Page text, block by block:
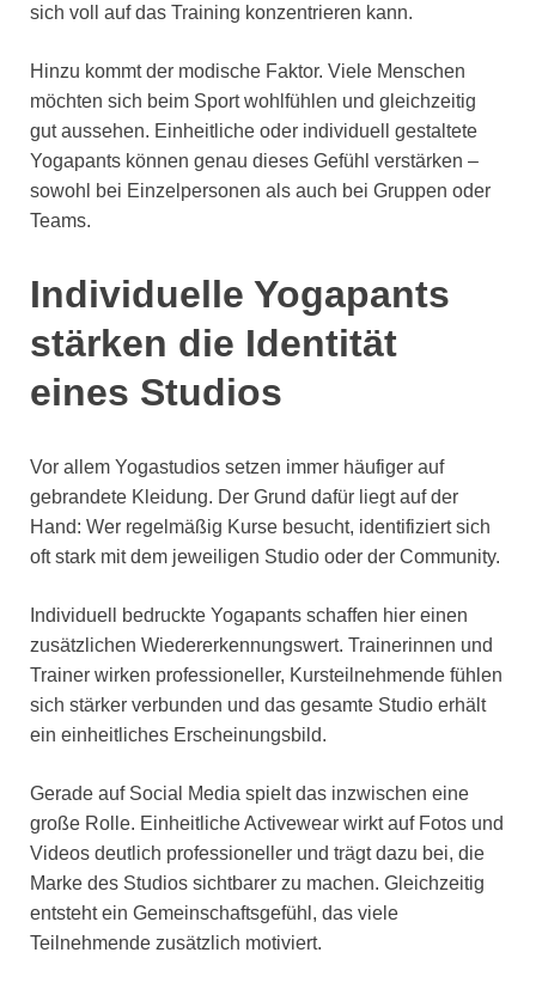
sich voll auf das Training konzentrieren kann.
Hinzu kommt der modische Faktor. Viele Menschen
möchten sich beim Sport wohlfühlen und gleichzeitig
gut aussehen. Einheitliche oder individuell gestaltete
Yogapants können genau dieses Gefühl verstärken –
sowohl bei Einzelpersonen als auch bei Gruppen oder
Teams.
Individuelle Yogapants
stärken die Identität
eines Studios
Vor allem Yogastudios setzen immer häufiger auf
gebrandete Kleidung. Der Grund dafür liegt auf der
Hand: Wer regelmäßig Kurse besucht, identifiziert sich
oft stark mit dem jeweiligen Studio oder der Community.
Individuell bedruckte Yogapants schaffen hier einen
zusätzlichen Wiedererkennungswert. Trainerinnen und
Trainer wirken professioneller, Kursteilnehmende fühlen
sich stärker verbunden und das gesamte Studio erhält
ein einheitliches Erscheinungsbild.
Gerade auf Social Media spielt das inzwischen eine
große Rolle. Einheitliche Activewear wirkt auf Fotos und
Videos deutlich professioneller und trägt dazu bei, die
Marke des Studios sichtbarer zu machen. Gleichzeitig
entsteht ein Gemeinschaftsgefühl, das viele
Teilnehmende zusätzlich motiviert.